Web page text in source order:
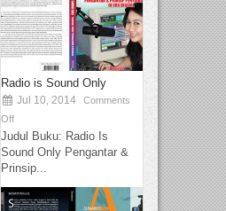
Radio is Sound Only
Jul 10, 2014
Comments
Off
Judul Buku: Radio Is
Sound Only Pengantar &
Prinsip...